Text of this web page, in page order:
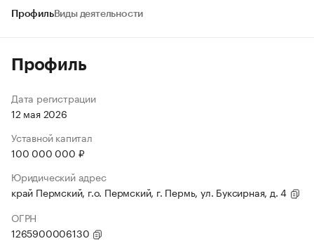
ПрофильВиды деятельности
Профиль
Дата регистрации
12 мая 2026
Уставной капитал
100 000 000 ₽
Юридический адрес
край Пермский, г.о. Пермский, г. Пермь, ул. Буксирная, д. 4
ОГРН
1265900006130